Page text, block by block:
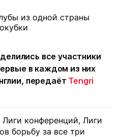
все участники
в каждом из них
передаёт Tengri
конференций, Лиги
борьбу за все три